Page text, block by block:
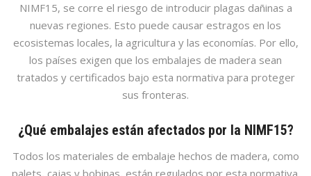
NIMF15, se corre el riesgo de introducir plagas dañinas a
nuevas regiones. Esto puede causar estragos en los
ecosistemas locales, la agricultura y las economías. Por ello,
los países exigen que los embalajes de madera sean
tratados y certificados bajo esta normativa para proteger
sus fronteras.
¿Qué embalajes están afectados por la NIMF15?
Todos los materiales de embalaje hechos de madera, como